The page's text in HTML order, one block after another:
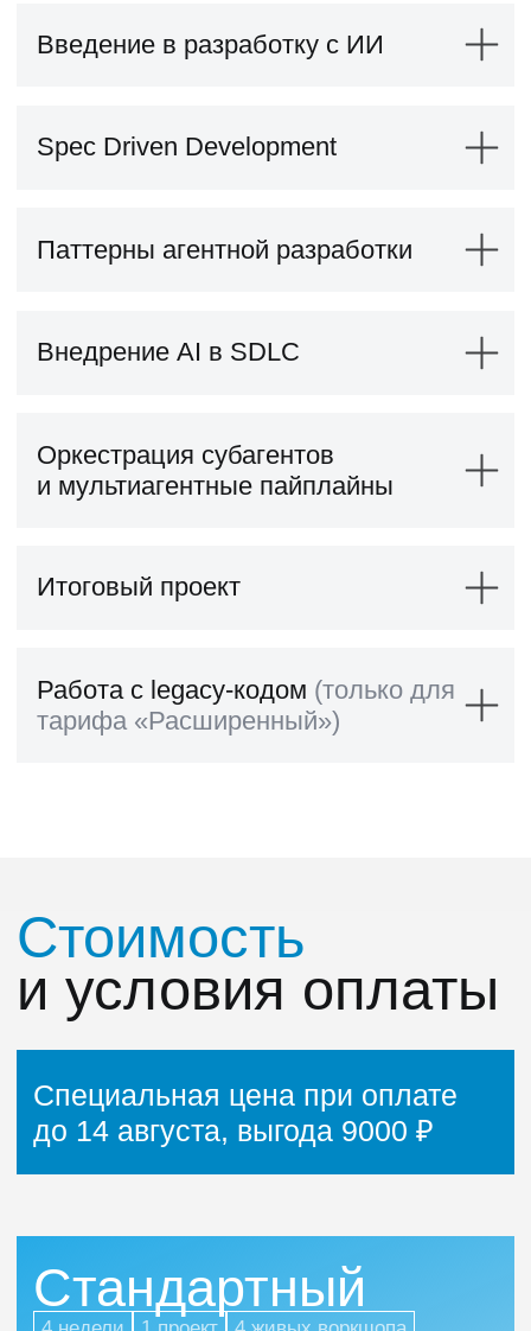
Расширенный
45 000 ₽
или 1875 ₽/мес.
в рассрочку на 24 месяца
Записаться на курс
+1 тема «Работа с legacy-кодом»
Обучение 4 недели
Доступ к материалам курса навсегда
ИИ-проект в портфолио
Сертификат после окончания
Вы можетеоплатить программу
приступать к обучению
Поможем согласовать обучение
с работодателем
и договора
Подскажем, как аргументировать
50/50 70/30 90/10
Этот курс может